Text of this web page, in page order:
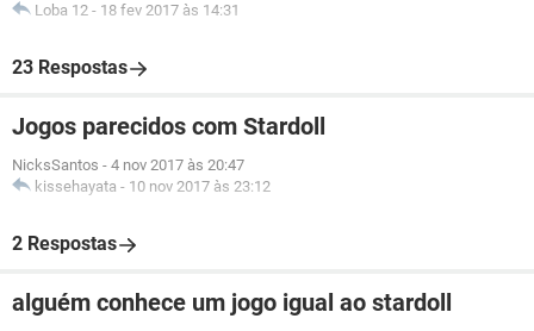
Loba 12 - 18 fev 2017 às 14:31
23 Respostas
Jogos parecidos com Stardoll
NicksSantos - 4 nov 2017 às 20:47
kissehayata - 10 nov 2017 às 23:12
2 Respostas
alguém conhece um jogo igual ao stardoll